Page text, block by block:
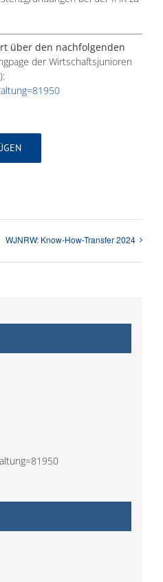
über den nachfolgenden
der Wirtschaftsjunioren
WJNRW: Know-How-Transfer 2024